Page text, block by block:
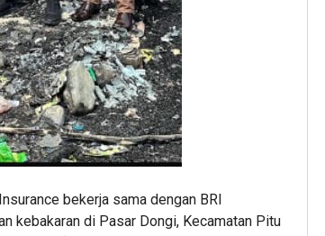
bekerja sama dengan BRI
kebakaran di Pasar Dongi, Kecamatan Pitu